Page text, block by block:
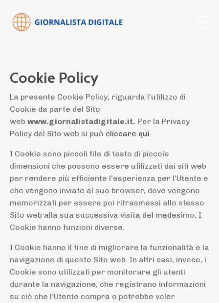
Cookie Policy
La presente Cookie Policy, riguarda l’utilizzo di
Cookie da parte del Sito
web www.giornalistadigitale.it. Per la Privacy
Policy del Sito web si può cliccare qui.
I Cookie sono piccoli file di testo di piccole
dimensioni che possono essere utilizzati dai siti web
per rendere più efficiente l’esperienza per l’Utente e
che vengono inviate al suo browser, dove vengono
memorizzati per essere poi ritrasmessi allo stesso
Sito web alla sua successiva visita del medesimo. I
Cookie hanno funzioni diverse.
I Cookie hanno il fine di migliorare la funzionalità e la
navigazione di questo Sito web. In altri casi, invece, i
Cookie sono utilizzati per monitorare gli utenti
durante la navigazione, che registrano informazioni
su ciò che l’Utente compra o potrebbe voler